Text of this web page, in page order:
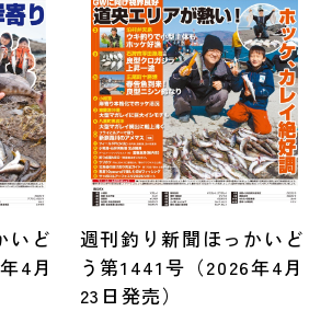
いど
4月
週刊釣り新聞ほっかいど
う第1441号（2026年4月
23日発売）